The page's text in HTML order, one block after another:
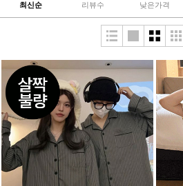
최신순 리뷰수 낮은가격